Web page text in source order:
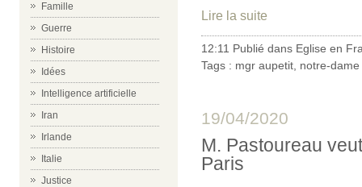
Famille
Guerre
Histoire
Idées
Intelligence artificielle
Iran
Irlande
Italie
Justice
Lire la suite
12:11 Publié dans Eglise en
Tags : mgr aupetit notre-
19/04/2020
M. Pastoureau
Paris